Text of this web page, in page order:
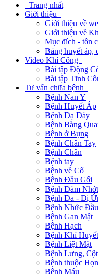
Trang nhất
Giới thiệu
Giới thiệu về
Giới thiệu về
Mục đích - tôn
Bảng huyết áp,
Video Khí Công
Bài tập Động
Bài tập Tĩnh
Tư vấn chữa bệnh
Bệnh Nan Y
Bệnh Huyết Áp
Bệnh Dạ Dày
Bệnh Bàng
Bệnh ở Bụng
Bệnh Chân Tay
Bệnh Chân
Bệnh tay
Bệnh về Cổ
Bệnh Đầu Gối
Bệnh Đàm Nhớt
Bệnh Da - Dị
Bệnh Nhức Đầu
Bệnh Gan Mật
Bệnh Hạch
Bệnh Khí Huyết
Bệnh Liệt Mặt
Bệnh Lưng,
Bệnh thuộc
Bệnh Máu